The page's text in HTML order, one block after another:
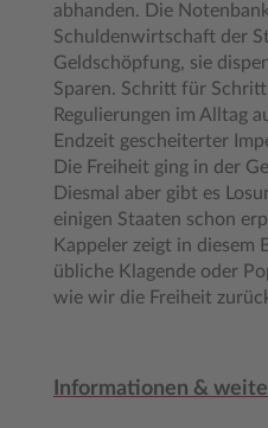
abhanden. Die
Schuldenwirtschaft der
Geldschöpfung, sie
Sparen. Schritt für
Regulierungen im Alltag
Endzeit gescheiterter
Die Freiheit ging in der
Diesmal aber gibt es
einigen Staaten schon
Kappeler zeigt in diesem
übliche Klagende oder
wie wir die Freiheit
Informationen &